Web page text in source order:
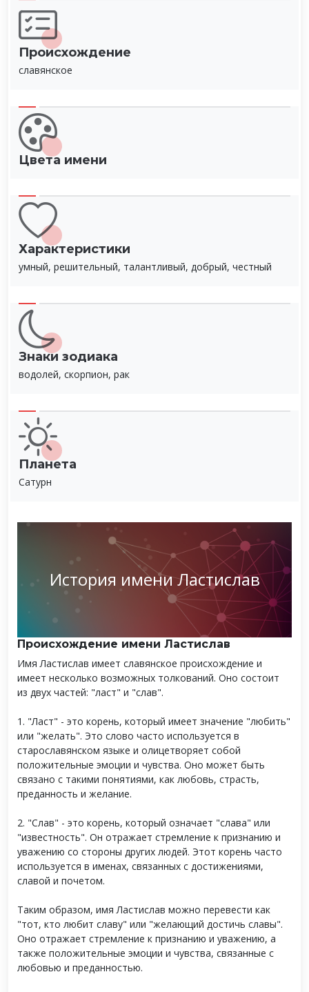
Происхождение
славянское
Цвета имени
Характеристики
умный, решительный, талантливый, добрый, честный
Знаки зодиака
водолей, скорпион, рак
Планета
Сатурн
История имени Ластислав
Происхождение имени Ластислав
Имя Ластислав имеет славянское происхождение и
имеет несколько возможных толкований. Оно состоит
из двух частей: "ласт" и "слав".
1. "Ласт" - это корень, который имеет значение "любить"
или "желать". Это слово часто используется в
старославянском языке и олицетворяет собой
положительные эмоции и чувства. Оно может быть
связано с такими понятиями, как любовь, страсть,
преданность и желание.
2. "Слав" - это корень, который означает "слава" или
"известность". Он отражает стремление к признанию и
уважению со стороны других людей. Этот корень часто
используется в именах, связанных с достижениями,
славой и почетом.
Таким образом, имя Ластислав можно перевести как
"тот, кто любит славу" или "желающий достичь славы".
Оно отражает стремление к признанию и уважению, а
также положительные эмоции и чувства, связанные с
любовью и преданностью.